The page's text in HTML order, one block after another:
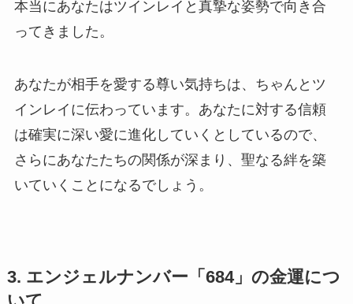
本当にあなたはツインレイと真摯な姿勢で向き合
ってきました。
あなたが相手を愛する尊い気持ちは、ちゃんとツ
インレイに伝わっています。あなたに対する信頼
は確実に深い愛に進化していくとしているので、
さらにあなたたちの関係が深まり、聖なる絆を築
いていくことになるでしょう。
3. エンジェルナンバー「684」の金運につ